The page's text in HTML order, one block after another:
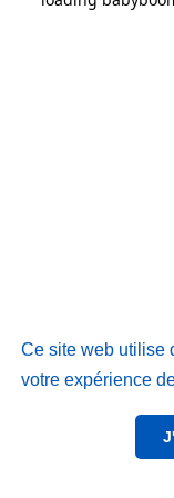
Ce site web utilise
votre expérience